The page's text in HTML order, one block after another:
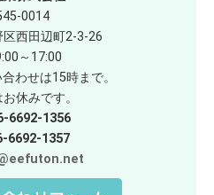
0014
区西田辺町2-3-26
～17:00
わせは15時まで。
休みです。
6692-1356
6692-1357